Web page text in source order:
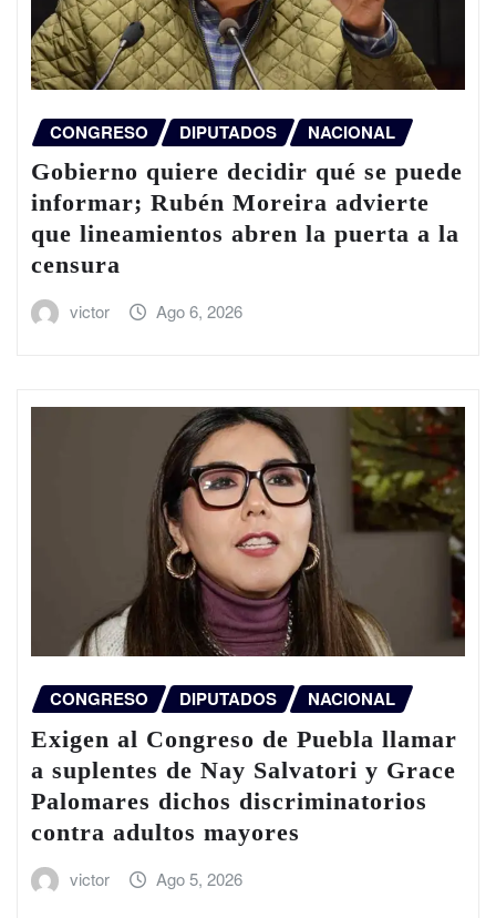
CONGRESO DIPUTADOS NACIONAL
Gobierno quiere decidir qué se puede
informar; Rubén Moreira advierte
que lineamientos abren la puerta a la
censura
victor Ago 6, 2026
CONGRESO DIPUTADOS NACIONAL
Exigen al Congreso de Puebla llamar
a suplentes de Nay Salvatori y Grace
Palomares dichos discriminatorios
contra adultos mayores
victor Ago 5, 2026